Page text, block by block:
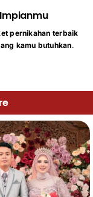
pernikahan terbaik
kamu butuhkan.